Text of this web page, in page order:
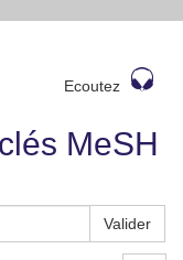
Ecoutez
MeSH
Valider